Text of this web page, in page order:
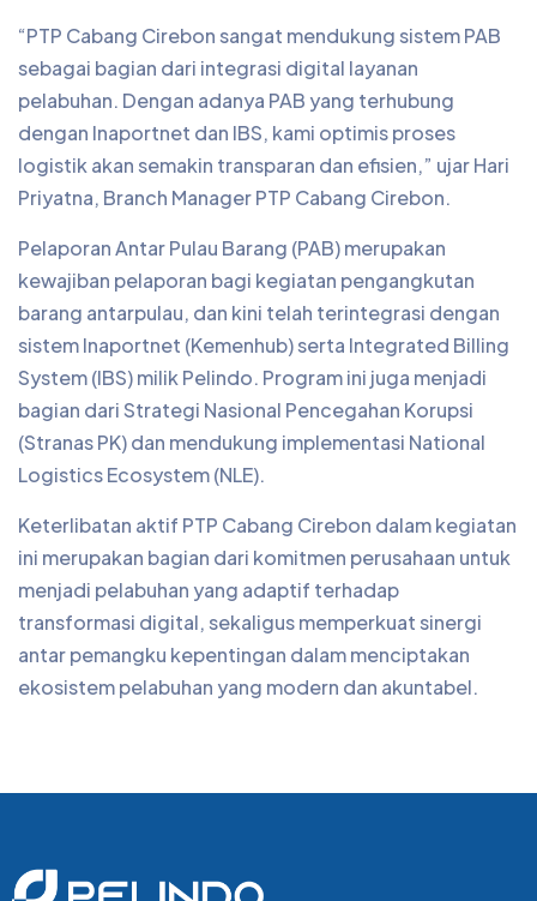
“PTP Cabang Cirebon sangat mendukung sistem PAB
sebagai bagian dari integrasi digital layanan
pelabuhan. Dengan adanya PAB yang terhubung
dengan Inaportnet dan IBS, kami optimis proses
logistik akan semakin transparan dan efisien,” ujar Hari
Priyatna, Branch Manager PTP Cabang Cirebon.
Pelaporan Antar Pulau Barang (PAB) merupakan
kewajiban pelaporan bagi kegiatan pengangkutan
barang antarpulau, dan kini telah terintegrasi dengan
sistem Inaportnet (Kemenhub) serta Integrated Billing
System (IBS) milik Pelindo. Program ini juga menjadi
bagian dari Strategi Nasional Pencegahan Korupsi
(Stranas PK) dan mendukung implementasi National
Logistics Ecosystem (NLE).
Keterlibatan aktif PTP Cabang Cirebon dalam kegiatan
ini merupakan bagian dari komitmen perusahaan untuk
menjadi pelabuhan yang adaptif terhadap
transformasi digital, sekaligus memperkuat sinergi
antar pemangku kepentingan dalam menciptakan
ekosistem pelabuhan yang modern dan akuntabel.